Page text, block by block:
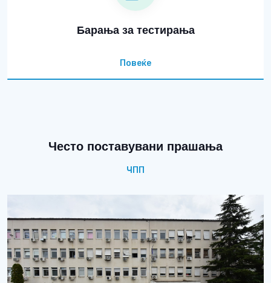
Барања за тестирања
Повеќе
Често поставувани прашања
ЧПП